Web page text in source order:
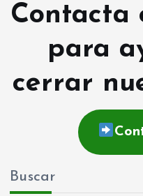
Contacta
para
cerrar
Buscar